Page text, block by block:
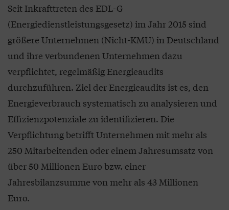
Seit Inkrafttreten des EDL-G
(Energiedienstleistungsgesetz) im Jahr 2015 sind
größere Unternehmen (Nicht-KMU) in Deutschland
und ihre verbundenen Unternehmen dazu
verpflichtet, regelmäßig Energieaudits
durchzuführen. Ziel der Energieaudits ist es, den
Energieverbrauch systematisch zu analysieren und
Effizienzpotenziale zu identifizieren. Die
Verpflichtung betrifft Unternehmen mit mehr als
250 Mitarbeitenden oder einem Jahresumsatz von
über 50 Millionen Euro bzw. einer
Jahresbilanzsumme von mehr als 43 Millionen
Euro.